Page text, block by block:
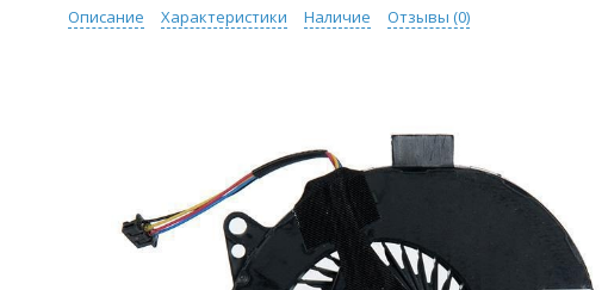
Описание Характеристики Наличие Отзывы (0)